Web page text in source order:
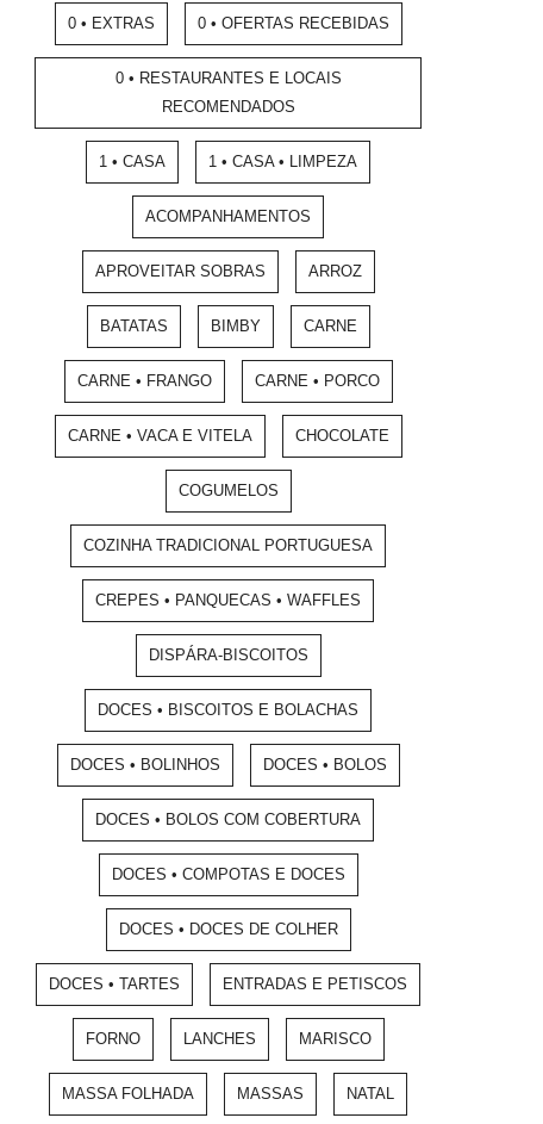
0 • EXTRAS 0 • OFERTAS RECEBIDAS
0 • RESTAURANTES E LOCAIS
RECOMENDADOS
1 • CASA 1 • CASA • LIMPEZA
ACOMPANHAMENTOS
APROVEITAR SOBRAS ARROZ
BATATAS BIMBY CARNE
CARNE • FRANGO CARNE • PORCO
CARNE • VACA E VITELA CHOCOLATE
COGUMELOS
COZINHA TRADICIONAL PORTUGUESA
CREPES • PANQUECAS • WAFFLES
DISPÁRA-BISCOITOS
DOCES • BISCOITOS E BOLACHAS
DOCES • BOLINHOS DOCES • BOLOS
DOCES • BOLOS COM COBERTURA
DOCES • COMPOTAS E DOCES
DOCES • DOCES DE COLHER
DOCES • TARTES ENTRADAS E PETISCOS
FORNO LANCHES MARISCO
MASSA FOLHADA MASSAS NATAL